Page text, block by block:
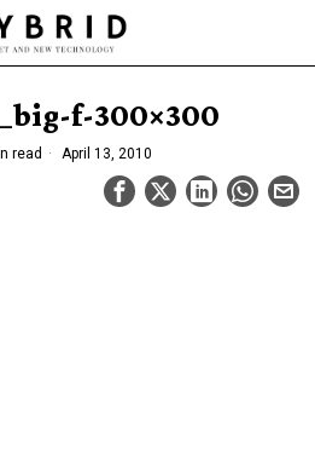
f-300×300
read April 13, 2010